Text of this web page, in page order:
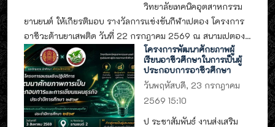
วิทยาลัยเทคนิคอุตสาหกรรม
ยานยนต์ ให้เกียรติมอบ รางวัลการแข่งขันกีฬาเปตอง โครงการ
อาชีวะต้านยาเสพติด วันที่ 22 กรกฎาคม 2569 ณ สนามเปตอง...
โครงการพัฒนาศักยภาพผู้
เรียนอาชีวศึกษาในการเป็นผู้
ประกอบการอาชีวศึกษา
วันพฤหัสบดี, 23 กรกฎาคม
2569 15:10
ป ระชาสัมพันธ์ งานส่งเสริม